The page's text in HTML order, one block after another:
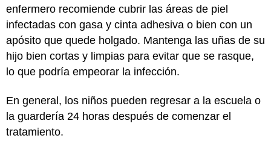
enfermero recomiende cubrir las áreas de piel
infectadas con gasa y cinta adhesiva o bien con un
apósito que quede holgado. Mantenga las uñas de su
hijo bien cortas y limpias para evitar que se rasque,
lo que podría empeorar la infección.
En general, los niños pueden regresar a la escuela o
la guardería 24 horas después de comenzar el
tratamiento.